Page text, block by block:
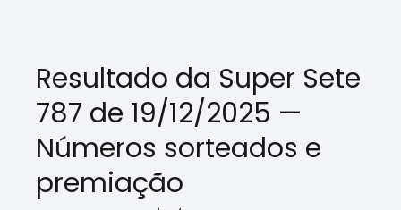
Resultado da Super Sete
787 de 19/12/2025 —
Números sorteados e
premiação